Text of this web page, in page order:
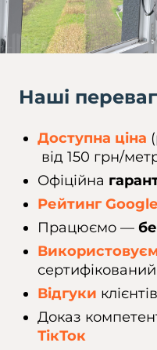
Наші
Доступна ціна
від 150 грн/
Офіційна
Рейтинг Google
Працюємо —
Відгуки клієнтів
Доказ
ТікТок